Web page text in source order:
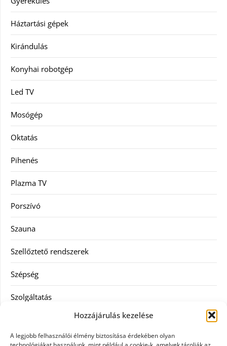
Hozzájárulás kezelése
A legjobb felhasználói élmény biztosítása érdekében olyan
Háztartási gépek
Kirándulás
Konyhai robotgép
Led TV
Mosógép
Oktatás
Pihenés
Plazma TV
Porszívó
Szauna
Szellőztető rendszerek
Szépség
Szolgáltatás
Televízió